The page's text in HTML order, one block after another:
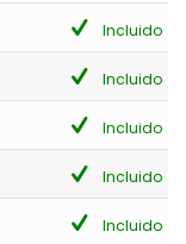
Incluido
Incluido
Incluido
Incluido
Incluido